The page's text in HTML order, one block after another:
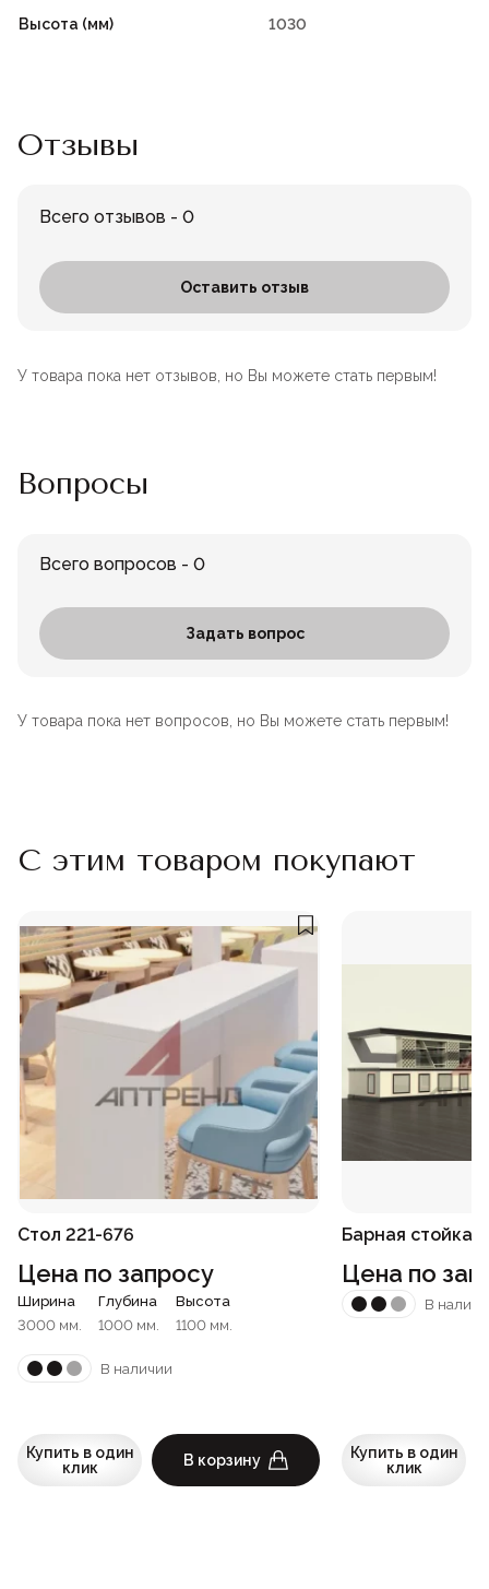
Высота (мм) 1030
Отзывы
Всего отзывов - 0
Оставить отзыв
У товара пока нет отзывов, но Вы можете стать первым!
Вопросы
Всего вопросов - 0
Задать вопрос
У товара пока нет вопросов, но Вы можете стать первым!
С этим товаром покупают
Стол 221-676
Цена по запросу
Ширина
3000 мм.
Глубина
1000 мм.
Высота
1100 мм.
В наличии
Купить в один
клик
В корзину
Барная стойка
Цена по
В
Купить в один
клик